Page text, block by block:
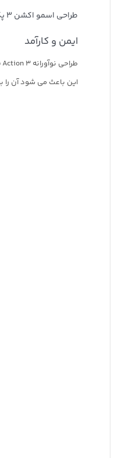
طراحی اسمو اکشن 3 پک کمبو استاندارد
ایمن و کارآمد
طراحی نوآورانه Osmo Action 3 با آزادسازی سریع، مقاومت در برابر ضربه را با ترکیب نیروی مغناطیسی قدرتمند و یک گیره موقعیت یابی اضافی افزایش می دهد.
این باعث می شود آن را